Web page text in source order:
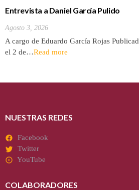
Entrevista a Daniel García Pulido
Agosto 3, 2026
A cargo de Eduardo García Rojas
el 2 de…Read more
NUESTRAS REDES
Facebook
Twitter
YouTube
COLABORADORES